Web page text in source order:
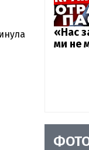
«Нас
ми не